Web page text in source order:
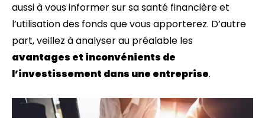
aussi à vous informer sur sa santé financière et
l’utilisation des fonds que vous apporterez. D’autre
part, veillez à analyser au préalable les
avantages et inconvénients de
l’investissement dans une entreprise.